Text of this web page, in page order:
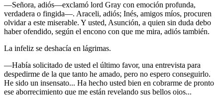
—Señora, adiós—exclamó lord Gray con emoción profunda,
verdadera o fingida—. Araceli, adiós; Inés, amigos míos, procuren
olvidar a este miserable. Y usted, Asunción, a quien sin duda debo
haber ofendido, según el encono con que me mira, adiós también.
La infeliz se deshacía en lágrimas.
—Había solicitado de usted el último favor, una entrevista para
despedirme de la que tanto he amado, pero no espero conseguirlo.
He sido un insensato... Ha hecho usted bien en cobrarme de pronto
ese aborrecimiento que me están revelando sus bellos ojos...